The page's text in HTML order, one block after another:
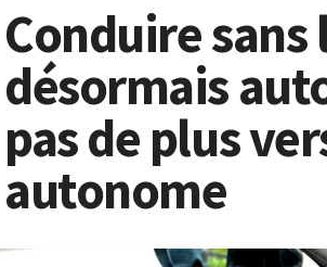
Conduire sans
désormais
pas de plus
autonome